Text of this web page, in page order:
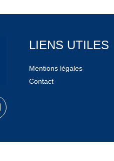
LIENS UTILES
Mentions légales
Contact